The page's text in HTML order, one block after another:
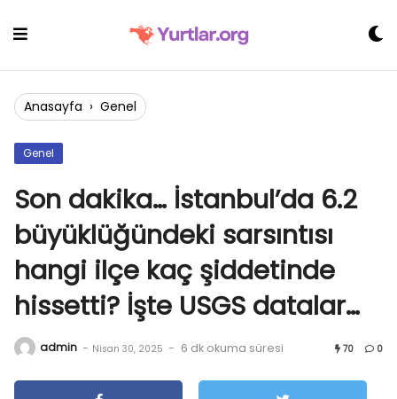
Anasayfa › Genel
Genel
Son dakika… İstanbul’da 6.2
büyüklüğündeki sarsıntısı
hangi ilçe kaç şiddetinde
hissetti? İşte USGS datalar…
admin - Nisan 30, 2025 - 6 dk okuma süresi 70 0